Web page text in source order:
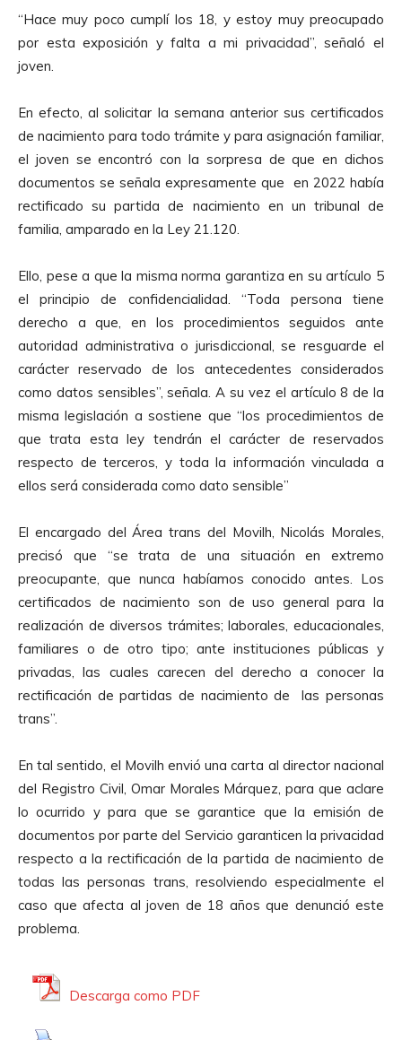
“Hace muy poco cumplí los 18, y estoy muy preocupado
por esta exposición y falta a mi privacidad”, señaló el
joven.
En efecto, al solicitar la semana anterior sus certificados
de nacimiento para todo trámite y para asignación familiar,
el joven se encontró con la sorpresa de que en dichos
documentos se señala expresamente que en 2022 había
rectificado su partida de nacimiento en un tribunal de
familia, amparado en la Ley 21.120.
Ello, pese a que la misma norma garantiza en su artículo 5
el principio de confidencialidad. “Toda persona tiene
derecho a que, en los procedimientos seguidos ante
autoridad administrativa o jurisdiccional, se resguarde el
carácter reservado de los antecedentes considerados
como datos sensibles”, señala. A su vez el artículo 8 de la
misma legislación a sostiene que “los procedimientos de
que trata esta ley tendrán el carácter de reservados
respecto de terceros, y toda la información vinculada a
ellos será considerada como dato sensible”
El encargado del Área trans del Movilh, Nicolás Morales,
precisó que “se trata de una situación en extremo
preocupante, que nunca habíamos conocido antes. Los
certificados de nacimiento son de uso general para la
realización de diversos trámites; laborales, educacionales,
familiares o de otro tipo; ante instituciones públicas y
privadas, las cuales carecen del derecho a conocer la
rectificación de partidas de nacimiento de las personas
trans”.
En tal sentido, el Movilh envió una carta al director nacional
del Registro Civil, Omar Morales Márquez, para que aclare
lo ocurrido y para que se garantice que la emisión de
documentos por parte del Servicio garanticen la privacidad
respecto a la rectificación de la partida de nacimiento de
todas las personas trans, resolviendo especialmente el
caso que afecta al joven de 18 años que denunció este
problema.
Descarga como PDF